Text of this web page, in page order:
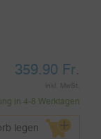
359.90 Fr.
inkl. MwSt.
in 4-8 Werktagen
legen